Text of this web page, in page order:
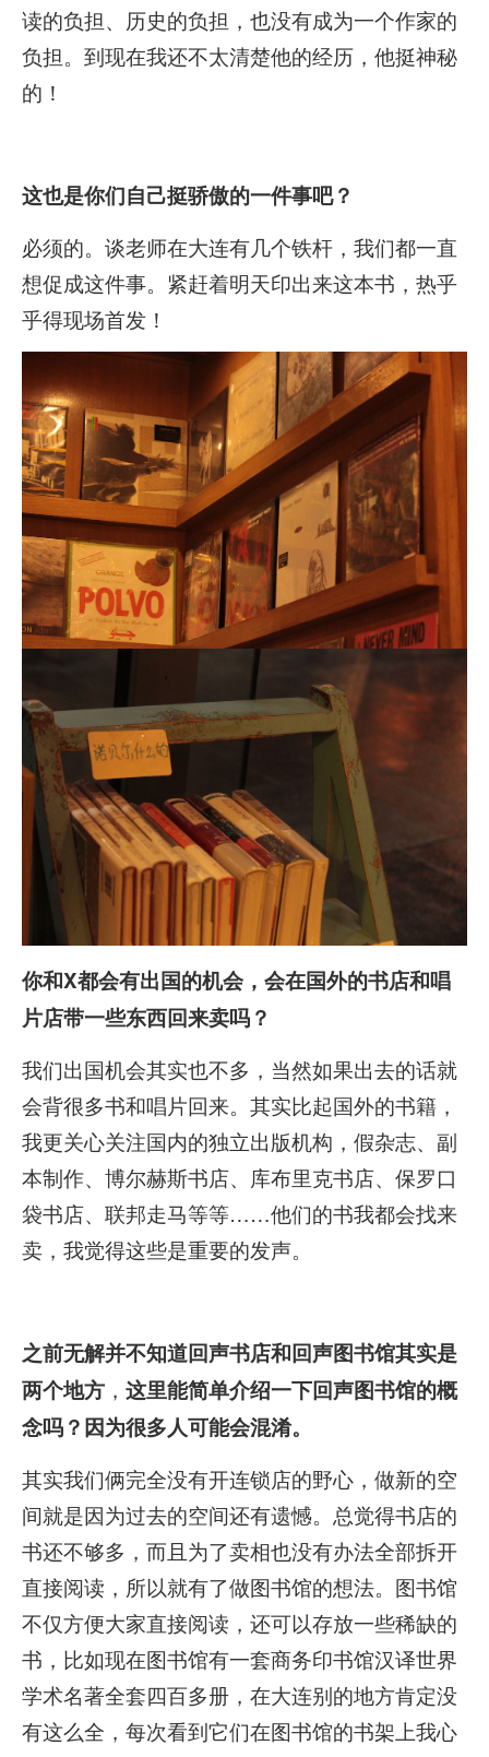
读的负担、历史的负担，也没有成为一个作家的
负担。到现在我还不太清楚他的经历，他挺神秘
的！
这也是你们自己挺骄傲的一件事吧？
必须的。谈老师在大连有几个铁杆，我们都一直
想促成这件事。紧赶着明天印出来这本书，热乎
乎得现场首发！
你和X都会有出国的机会，会在国外的书店和唱
片店带一些东西回来卖吗？
我们出国机会其实也不多，当然如果出去的话就
会背很多书和唱片回来。其实比起国外的书籍，
我更关心关注国内的独立出版机构，假杂志、副
本制作、博尔赫斯书店、库布里克书店、保罗口
袋书店、联邦走马等等……他们的书我都会找来
卖，我觉得这些是重要的发声。
之前无解并不知道回声书店和回声图书馆其实是
两个地方 ， 这里能简单介绍一下回声图书馆的概
念吗？因为很多人可能会混淆。
其实我们俩完全没有开连锁店的野心，做新的空
间就是因为过去的空间还有遗憾。总觉得书店的
书还不够多，而且为了卖相也没有办法全部拆开
直接阅读，所以就有了做图书馆的想法。图书馆
不仅方便大家直接阅读，还可以存放一些稀缺的
书，比如现在图书馆有一套商务印书馆汉译世界
学术名著全套四百多册，在大连别的地方肯定没
有这么全，每次看到它们在图书馆的书架上我心